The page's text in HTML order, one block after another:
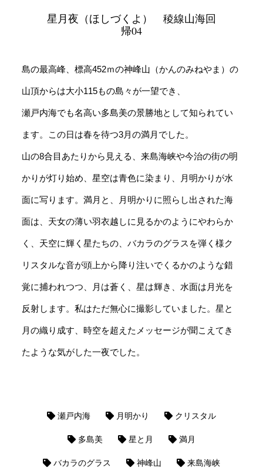
星月夜（ほしづくよ） 稜線山海回
帰04
島の最高峰、標高452ｍの神峰山（かんのみねやま）の
山頂からは大小115もの島々が一望でき、
瀬戸内海でも名高い多島美の景勝地として知られてい
ます。この日は春を待つ3月の満月でした。
山の8合目あたりから見える、来島海峡や今治の街の明
かりが灯り始め、星空は青色に染まり、月明かりが水
面に写ります。満月と、月明かりに照らし出された海
面は、天女の薄い羽衣越しに見るかのようにやわらか
く、天空に輝く星たちの、バカラのグラスを弾く様ク
リスタルな音が頭上から降り注いでくるかのような錯
覚に捕われつつ、月は蒼く、星は輝き、水面は月光を
反射します。私はただ無心に撮影していました。星と
月の織り成す、時空を超えたメッセージが聞こえてき
たような気がした一夜でした。
瀬戸内海 月明かり クリスタル
多島美 星と月 満月
バカラのグラス 神峰山 来島海峡